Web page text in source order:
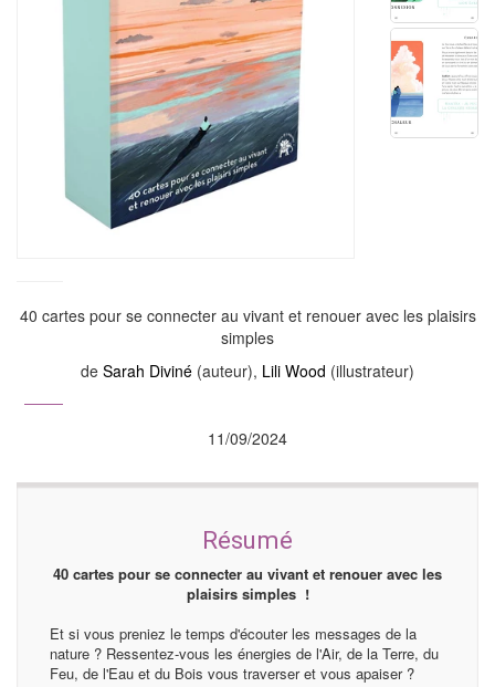
40 cartes pour se connecter au vivant et renouer avec les plaisirs
simples
de Sarah Diviné (auteur), Lili Wood (illustrateur)
11/09/2024
Résumé
40 cartes pour se connecter au vivant et renouer avec les
plaisirs simples !
Et si vous preniez le temps d'écouter les messages de la
nature ? Ressentez-vous les énergies de l'Air, de la Terre, du
Feu, de l'Eau et du Bois vous traverser et vous apaiser ?